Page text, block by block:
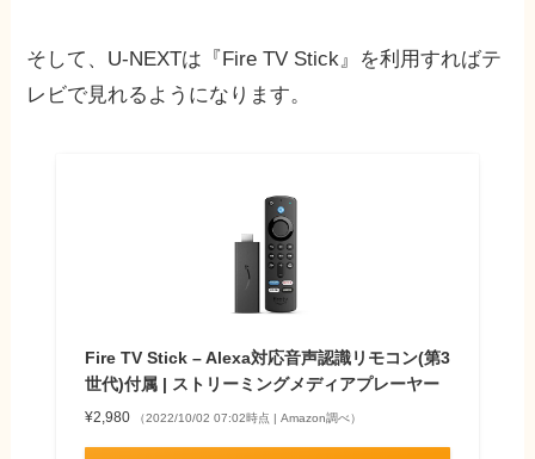
そして、U-NEXTは『Fire TV Stick』を利用すればテ
レビで見れるようになります。
Fire TV Stick – Alexa対応音声認識リモコン(第3
世代)付属 | ストリーミングメディアプレーヤー
¥2,980 （2022/10/02 07:02時点 | Amazon調べ）